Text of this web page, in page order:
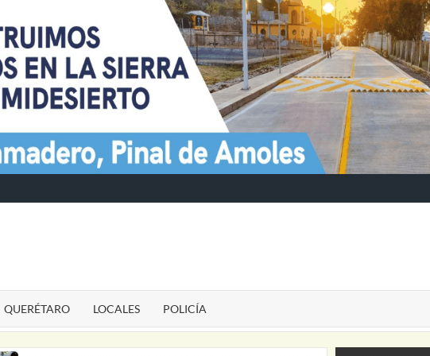
QUERÉTARO LOCALES POLICÍA